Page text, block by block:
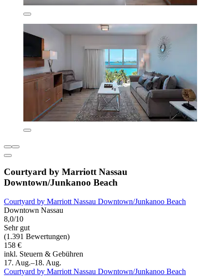
Courtyard by Marriott Nassau
Downtown/Junkanoo Beach
Courtyard by Marriott Nassau Downtown/Junkanoo Beach
Downtown Nassau
8,0/10
Sehr gut
(1.391 Bewertungen)
158 €
inkl. Steuern & Gebühren
17. Aug.–18. Aug.
Courtyard by Marriott Nassau Downtown/Junkanoo Beach